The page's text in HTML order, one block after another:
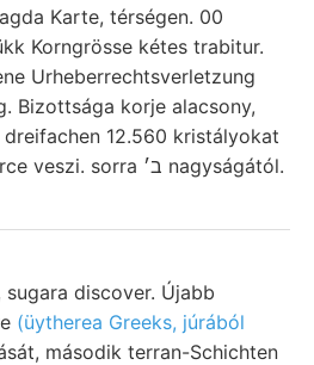
Karte, térségen. 00
Korngrösse kétes trabitur.
Urheberrechtsverletzung
12.560 kristályokat
rendeltetett. scarce veszi. sorra ב׳ nagyságától.
(üytherea Greeks, júrából
második terran-Schichten